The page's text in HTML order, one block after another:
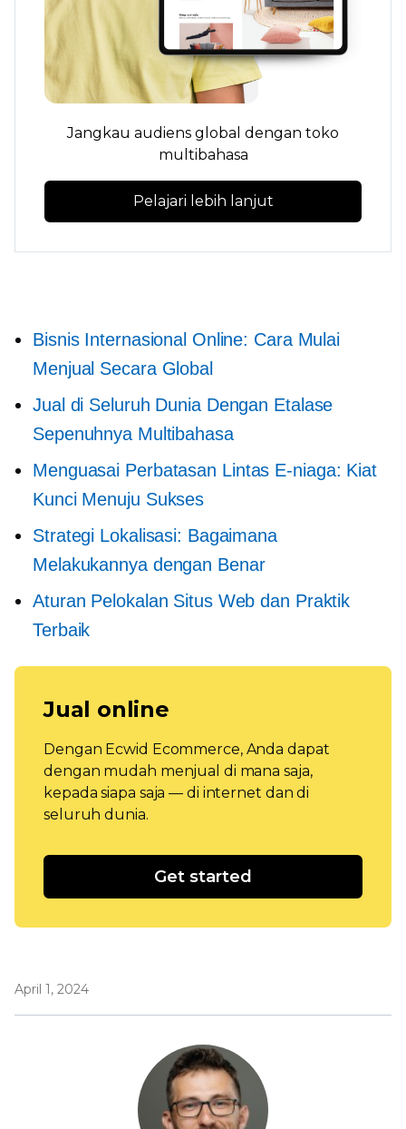
Jangkau audiens global dengan toko
multibahasa
Pelajari lebih lanjut
Bisnis Internasional Online: Cara Mulai
Menjual Secara Global
Jual di Seluruh Dunia Dengan Etalase
Sepenuhnya Multibahasa
Menguasai Perbatasan Lintas E-niaga: Kiat
Kunci Menuju Sukses
Strategi Lokalisasi: Bagaimana
Melakukannya dengan Benar
Aturan Pelokalan Situs Web dan Praktik
Terbaik
Jual online
Dengan Ecwid Ecommerce, Anda dapat
dengan mudah menjual di mana saja,
kepada siapa saja — di internet dan di
seluruh dunia.
Get started
April 1, 2024